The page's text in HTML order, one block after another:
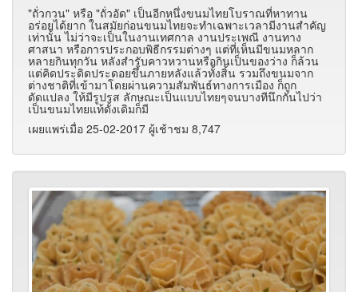
"ถั่วกวน" หรือ "ถั่วอัด" เป็นอีกหนึ่งขนมไทยโบราณที่หาทาน
อร่อยได้ยาก ในสมัยก่อนขนมไทยจะทำเฉพาะเวลามีงานสำคัญ
เท่านั้น ไม่ว่าจะเป็นในงานเทศกาล งานประเพณี งานทาง
ศาสนา หรือการประกอบพิธีกรรมต่างๆ แต่ที่เห็นมีขนมหลาก
หลายกินทุกวัน หลังสำรับคาวหวานหรือกินเป็นของว่าง ก็ล้วน
แต่คิดประดิดประดอยขึ้นภายหลังแล้วทั้งสิ้น รวมถึงขนมจาก
ต่างชาติที่เข้ามาโดยผ่านความสัมพันธ์ทางการเมือง ก็ถูก
ดัดแปลง ให้มีรูปรส ลักษณะเป็นแบบไทยๆจนบางทีนึกกันไปว่า
เป็นขนมไทยแท้ดั้งเดิมก็มี
เผยแพร่เมื่อ 25-02-2017 ผู้เช้าชม 8,747